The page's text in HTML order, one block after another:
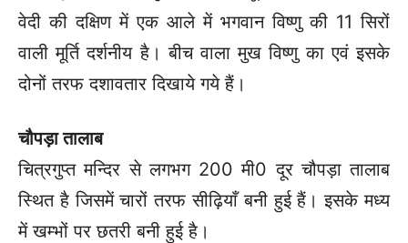
वेदी की दक्षिण में एक आले में भगवान विष्णु की 11 सिरों
वाली मूर्ति दर्शनीय है। बीच वाला मुख विष्णु का एवं इसके
दोनों तरफ दशावतार दिखाये गये हैं।
चौपड़ा तालाब
चित्रगुप्त मन्दिर से लगभग 200 मी0 दूर चौपड़ा तालाब
स्थित है जिसमें चारों तरफ सीढ़ियाँ बनी हुई हैं। इसके मध्य
में खम्भों पर छतरी बनी हुई है।